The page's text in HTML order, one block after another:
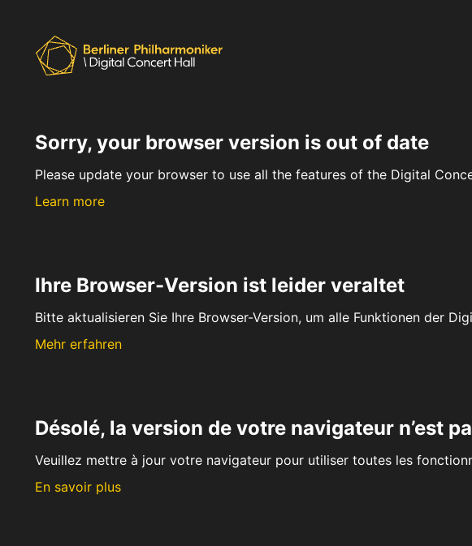
Sorry, your browser version is out of date
Please update your browser to use all the features of the Digital
Learn more
Ihre Browser-Version ist leider veraltet
Bitte aktualisieren Sie Ihre Browser-Version, um alle Funktionen der
Mehr erfahren
Désolé, la version de votre navigateur n’est
Veuillez mettre à jour votre navigateur pour utiliser toutes les
En savoir plus